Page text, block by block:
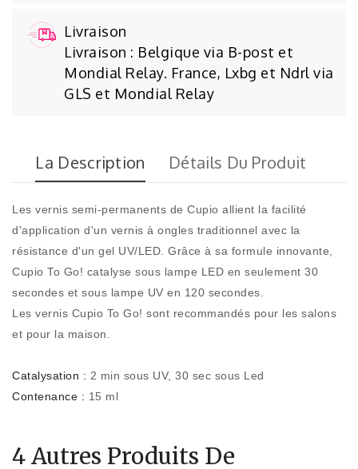
Livraison
Livraison : Belgique via B-post et
Mondial Relay. France, Lxbg et Ndrl via
GLS et Mondial Relay
La Description Détails Du Produit
Les vernis semi-permanents de Cupio allient la facilité
d'application d'un vernis à ongles traditionnel avec la
résistance d'un gel UV/LED. Grâce à sa formule innovante,
Cupio To Go! catalyse sous lampe LED en seulement 30
secondes et sous lampe UV en 120 secondes.
Les vernis Cupio To Go! sont recommandés pour les salons
et pour la maison.
Catalysation : 2 min sous UV, 30 sec sous Led
Contenance : 15 ml
4 Autres Produits De